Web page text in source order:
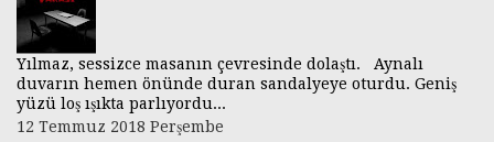
Yılmaz, sessizce masanın çevresinde dolaştı. Aynalı
duvarın hemen önünde duran sandalyeye oturdu. Geniş
yüzü loş ışıkta parlıyordu...
12 Temmuz 2018 Perşembe